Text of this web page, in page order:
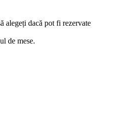
alegeți dacă pot fi rezervate
de mese.